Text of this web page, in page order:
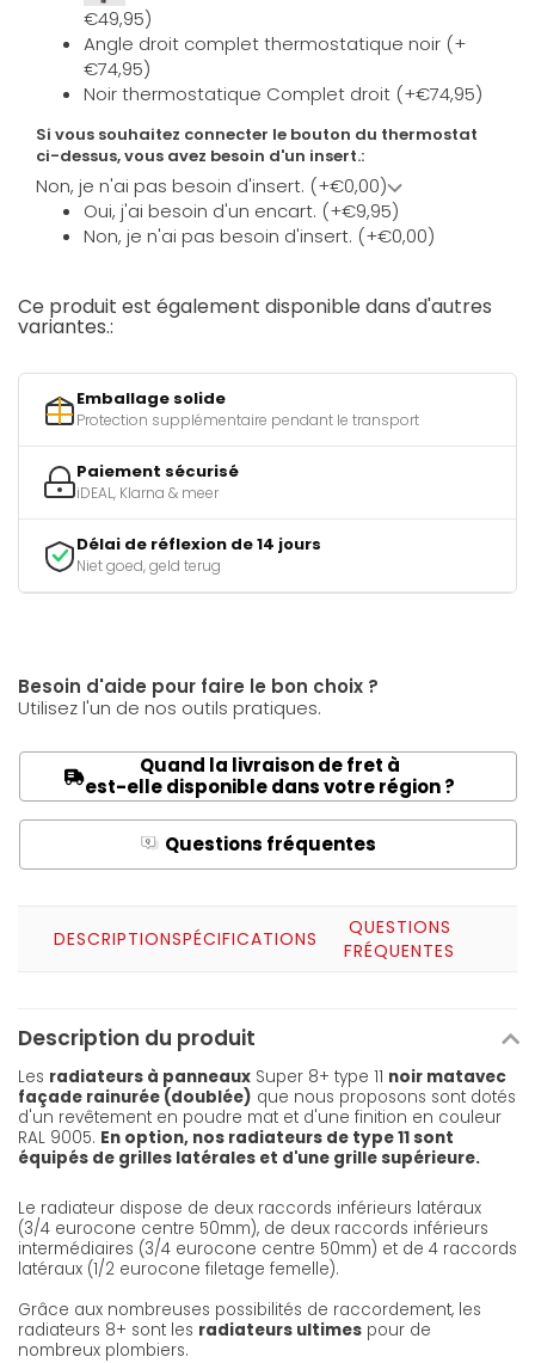
€49,95)
Angle droit complet thermostatique noir (+
€74,95)
Noir thermostatique Complet droit (+€74,95)
Si vous souhaitez connecter le bouton du thermostat
ci-dessus, vous avez besoin d'un insert.:
Non, je n'ai pas besoin d'insert. (+€0,00)
Oui, j'ai besoin d'un encart. (+€9,95)
Non, je n'ai pas besoin d'insert. (+€0,00)
Ce produit est également disponible dans d'autres
variantes.:
Emballage solide
Protection supplémentaire pendant le transport
Paiement sécurisé
iDEAL, Klarna & meer
Délai de réflexion de 14 jours
Niet goed, geld terug
Besoin d'aide pour faire le bon choix ?
Utilisez l'un de nos outils pratiques.
Quand la livraison de fret à
est-elle disponible dans votre région ?
Q Questions fréquentes
DESCRIPTIONSPÉCIFICATIONS
QUESTIONS
FRÉQUENTES
Description du produit
Les radiateurs à panneaux Super 8+ type 11 noir matavec
façade rainurée (doublée) que nous proposons sont dotés
d'un revêtement en poudre mat et d'une finition en couleur
RAL 9005. En option, nos radiateurs de type 11 sont
équipés de grilles latérales et d'une grille supérieure.
Le radiateur dispose de deux raccords inférieurs latéraux
(3/4 eurocone centre 50mm), de deux raccords inférieurs
intermédiaires (3/4 eurocone centre 50mm) et de 4 raccords
latéraux (1/2 eurocone filetage femelle).
Grâce aux nombreuses possibilités de raccordement, les
radiateurs 8+ sont les radiateurs ultimes pour de
nombreux plombiers.